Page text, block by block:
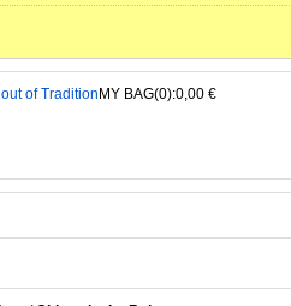
MY BAG(0):0,00 €